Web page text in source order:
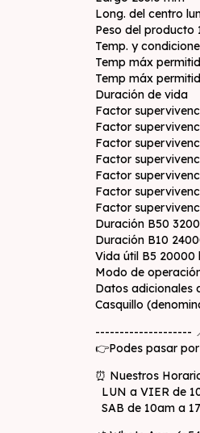
Long. del centro
Peso del producto
Temp. y
Temp máx
Temp máx
Duración de vida
Factor
Factor
Factor
Factor
Factor
Factor
Factor
Duración B50
Duración B10
Vida útil B5 20000
Modo de
Datos adicionales
Casquillo
--------------------
👉Podes pasar
⏰ Nuestros
LUN a VIER de
SAB de 10am a